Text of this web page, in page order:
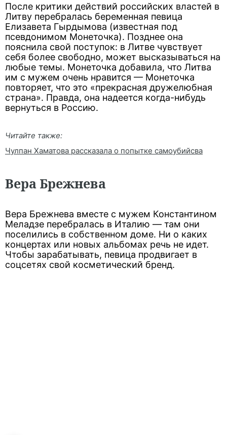
После критики действий российских властей в
Литву перебралась беременная певица
Елизавета Гырдымова (известная под
псевдонимом Монеточка). Позднее она
пояснила свой поступок: в Литве чувствует
себя более свободно, может высказываться на
любые темы. Монеточка добавила, что Литва
им с мужем очень нравится — Монеточка
повторяет, что это «прекрасная дружелюбная
страна». Правда, она надеется когда-нибудь
вернуться в Россию.
Читайте также:
Чулпан Хаматова рассказала о попытке самоубийсва
Вера Брежнева
Вера Брежнева вместе с мужем Константином
Меладзе перебралась в Италию — там они
поселились в собственном доме. Ни о каких
концертах или новых альбомах речь не идет.
Чтобы зарабатывать, певица продвигает в
соцсетях свой косметический бренд.